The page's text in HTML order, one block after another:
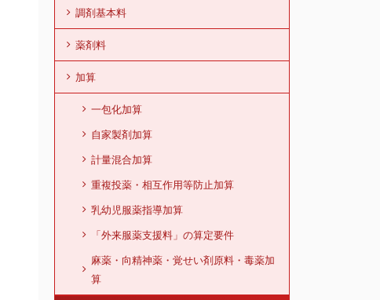
調剤基本料
薬剤料
加算
一包化加算
自家製剤加算
計量混合加算
重複投薬・相互作用等防止加算
乳幼児服薬指導加算
「外来服薬支援料」の算定要件
麻薬・向精神薬・覚せい剤原料・毒薬加
算